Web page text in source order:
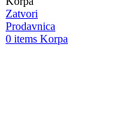
Zatvori
Prodavnica
0 items Korpa